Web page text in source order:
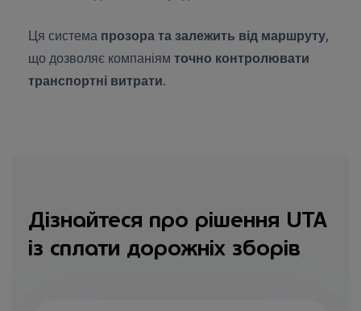
Ця система прозора та залежить від маршруту
що дозволяє компаніям точно контролювати
транспортні витрати
Дізнайтеся про рішення UTA
із сплати дорожніх зборів